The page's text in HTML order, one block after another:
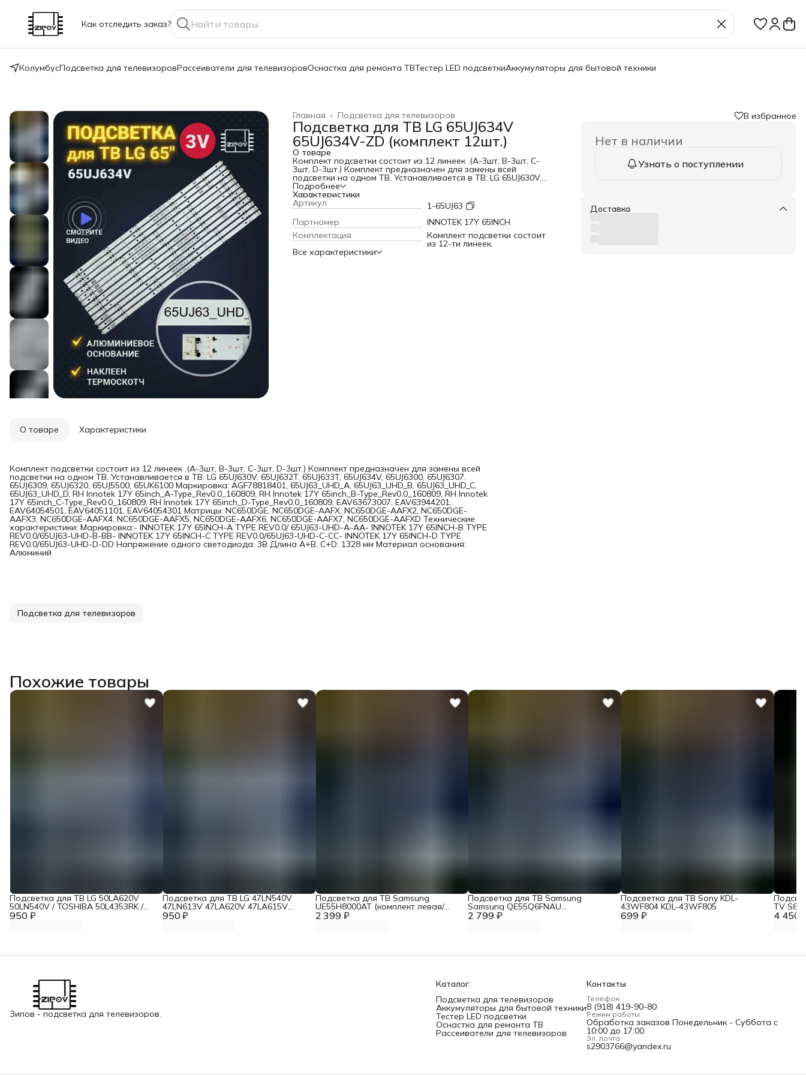
Как отследить заказ?
КолумбусПодсветка для телевизоровРассеиватели для телевизоровОснастка для ремонта ТВТестер LED подсветкиАккумуляторы для бытовой техники
Подсветка для телевизоров
Главная ›
Подсветка для ТВ LG 65UJ634V
65UJ634V-ZD (комплект 12шт.)
О товаре
Комплект подсветки состоит из 12 линеек .(A-3шт, B-3шт, C-
3шт, D-3шт.) Комплект предназначен для замены всей
подсветки на одном ТВ. Устанавливается в ТВ: LG 65UJ630V,
65UJ632T, 65UJ633T, 65UJ634V, 65UJ6300, 65UJ6307, 65UJ6309,
65UJ6320, 65UJ5500, 65UK6100 Маркировка: AGF78818401,
65UJ63_UHD_A, 65UJ63_UHD_B, 65UJ63_UHD_C, 65UJ63_UHD_D, RH
Innotek 17Y 65inch_A-Type_Rev0.0_160809, RH Innotek 17Y
65inch_B-Type_Rev0.0_160809, RH Innotek 17Y 65inch_C-
Type_Rev0.0_160809, RH Innotek 17Y 65inch_D-
Type_Rev0.0_160809, EAV63673007, EAV63944201, EAV64054501,
EAV64051101, EAV64054301 Матрицы: NC650DGE, NC650DGE-
AAFX, NC650DGE-AAFX2, NC650DGE-AAFX3, NC650DGE-AAFX4,
Подробнее
Характеристики
Артикул
1-65UJ63
Партномер
INNOTEK 17Y 65INCH
Комплектация
Комплект подсветки состоит
из 12-ти линеек.
Все характеристики
В избранное
Нет в наличии
Узнать о поступлении
Доставка
О товаре Характеристики
Комплект подсветки состоит из 12 линеек .(A-3шт, B-3шт, C-3шт, D-3шт.) Комплект предназначен для замены всей
подсветки на одном ТВ. Устанавливается в ТВ: LG 65UJ630V, 65UJ632T, 65UJ633T, 65UJ634V, 65UJ6300, 65UJ6307,
65UJ6309, 65UJ6320, 65UJ5500, 65UK6100 Маркировка: AGF78818401, 65UJ63_UHD_A, 65UJ63_UHD_B, 65UJ63_UHD_C,
65UJ63_UHD_D, RH Innotek 17Y 65inch_A-Type_Rev0.0_160809, RH Innotek 17Y 65inch_B-Type_Rev0.0_160809, RH Innotek
17Y 65inch_C-Type_Rev0.0_160809, RH Innotek 17Y 65inch_D-Type_Rev0.0_160809, EAV63673007, EAV63944201,
EAV64054501, EAV64051101, EAV64054301 Матрицы: NC650DGE, NC650DGE-AAFX, NC650DGE-AAFX2, NC650DGE-
AAFX3, NC650DGE-AAFX4, NC650DGE-AAFX5, NC650DGE-AAFX6, NC650DGE-AAFX7, NC650DGE-AAFXD Технические
характеристики: Маркировка:- INNOTEK 17Y 65INCH-A TYPE REV0.0/ 65UJ63-UHD-A-AA- INNOTEK 17Y 65INCH-B TYPE
REV0.0/65UJ63-UHD-B-BB- INNOTEK 17Y 65INCH-C TYPE REV0.0/65UJ63-UHD-C-CC- INNOTEK 17Y 65INCH-D TYPE
REV0.0/65UJ63-UHD-D-DD Напряжение одного светодиода: 3В Длина A+B, C+D: 1328 мм Материал основания:
Алюминий
Подсветка для телевизоров
Похожие товары
950 ₽
Подсветка для ТВ LG 50LA620V
50LN540V / TOSHIBA 50L4353RK /
Panasonic TX-LR50B6 "Эконом 950 ₽
Подсветка для ТВ LG 47LN540V
47LN613V 47LA620V 47LA615V
47LA621V 47LN575V ЭКОНОМ 2 399 ₽
Подсветка для ТВ Samsung
UE55H8000AT (комплект левая/
правая) 2 799 ₽
Подсветка для ТВ Samsung
Samsung QE55Q6FNAU
QE55Q7FNAU 699 ₽
Подсветка для ТВ Sony KDL-
43WF804 KDL-43WF805
4 450
TV S8
Зипов - подсветка для телевизоров.
Каталог:
Подсветка для телевизоров
Аккумуляторы для бытовой техники
Тестер LED подсветки
Оснастка для ремонта ТВ
Рассеиватели для телевизоров
Контакты
Телефон
8 (918) 419-90-80
Режим работы
Обработка заказов Понедельник - Суббота с
10:00 до 17:00.
Эл. почта
s2903766@yandex.ru